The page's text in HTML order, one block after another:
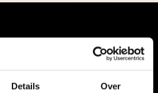
Details Over